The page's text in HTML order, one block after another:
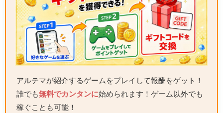
アルテマが紹介するゲームをプレイして報酬をゲット！
誰でも無料でカンタンに始められます！ゲーム以外でも
稼ぐことも可能！